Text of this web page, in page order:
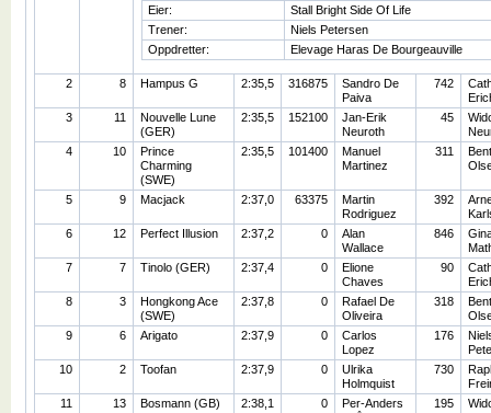
Eier:
Stall Bright Side Of Life
Trener:
Niels Petersen
Oppdretter:
Elevage Haras De Bourgeauville
2 8 Hampus G 2:35,5 316875
Sandro De
Paiva
742
3
11
Nouvelle Lune
(GER)
2:35,5 152100
Jan-Erik
Neuroth
45
4
10
Prince
Charming
(SWE)
2:35,5 101400
Manuel
Martinez
311
Bent
5 9 Macjack 2:37,0 63375
Martin
Rodriguez
392
6
12 Perfect Illusion 2:37,2 0
Alan
Wallace
846
7
7 Tinolo (GER) 2:37,4 0
Elione
Chaves
90
8
3
Hongkong Ace
(SWE)
2:37,8 0
Rafael De
Oliveira
318
Bent
9
6 Arigato 2:37,9 0
Carlos
Lopez
176
10
2 Toofan 2:37,9 0
Ulrika
Holmquist
730
11
13 Bosmann (GB) 2:38,1 0
Per-Anders
195